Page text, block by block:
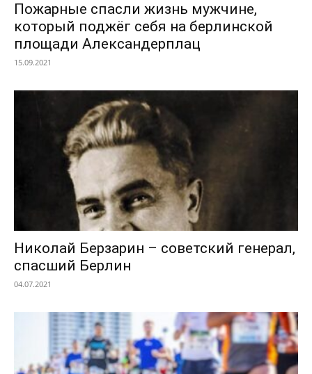
Пожарные спасли жизнь мужчине,
который поджёг себя на берлинской
площади Александерплац
15.09.2021
Николай Берзарин – советский генерал,
спасший Берлин
04.07.2021